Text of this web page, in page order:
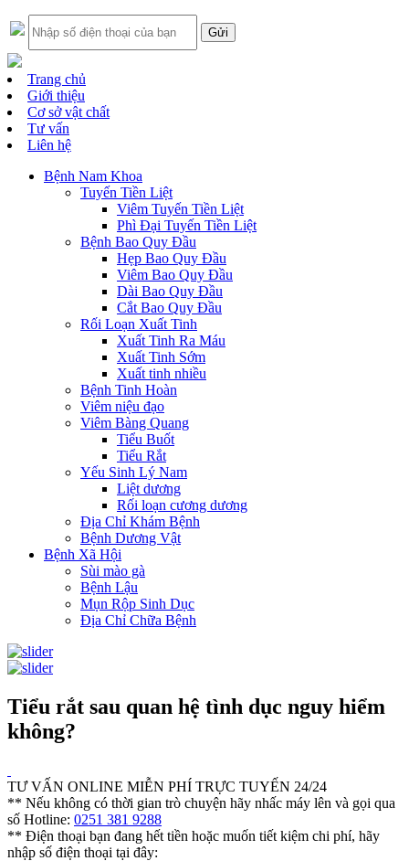
Trang chủ
Giới thiệu
Cơ sở vật chất
Tư vấn
Liên hệ
Bệnh Nam Khoa
Tuyến Tiền Liệt
Viêm Tuyến Tiền Liệt
Phì Đại Tuyến Tiền Liệt
Bệnh Bao Quy Đầu
Hẹp Bao Quy Đầu
Viêm Bao Quy Đầu
Dài Bao Quy Đầu
Cắt Bao Quy Đầu
Rối Loạn Xuất Tinh
Xuất Tinh Ra Máu
Xuất Tinh Sớm
Xuất tinh nhiều
Bệnh Tinh Hoàn
Viêm niệu đạo
Viêm Bàng Quang
Tiểu Buốt
Tiểu Rắt
Yếu Sinh Lý Nam
Liệt dương
Rối loạn cương dương
Địa Chỉ Khám Bệnh
Bệnh Dương Vật
Bệnh Xã Hội
Sùi mào gà
Bệnh Lậu
Mụn Rộp Sinh Dục
Địa Chỉ Chữa Bệnh
Tiểu rắt sau quan hệ tình dục nguy hiểm
không?
TƯ VẤN ONLINE MIỄN PHÍ TRỰC TUYẾN 24/24
** Nếu không có thời gian trò chuyện hãy nhấc máy lên và gọi qua
số Hotline: 0251 381 9288
** Điện thoại bạn đang hết tiền hoặc muốn tiết kiệm chi phí, hãy
nhập số điện thoại tại đây: